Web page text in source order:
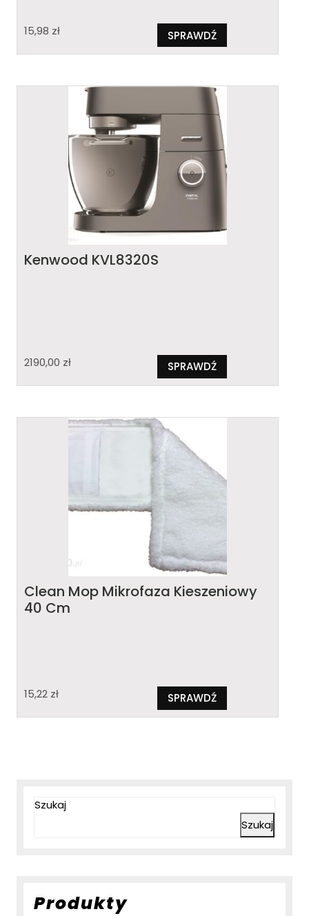
15,98 zł SPRAWDŹ
Kenwood KVL8320S
2190,00 zł SPRAWDŹ
Clean Mop Mikrofaza Kieszeniowy
40 Cm
15,22 zł SPRAWDŹ
Szukaj
Szukaj
Produkty